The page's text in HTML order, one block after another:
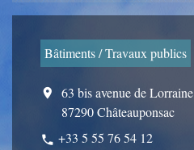
Bâtiments / Travaux publics
location_on
63 bis avenue de Lorraine
87290 Châteauponsac
phone +33 5 55 76 54 12